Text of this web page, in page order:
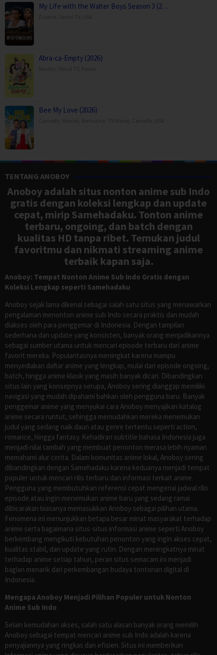
My Life with the Walter Boys Season 3 (2…
Abra-ca-Empty (2026)
Bee My Love (2026)
TENTANG ANOBOY
Anoboy adalah situs nonton anime sub Indo
gratis dengan koleksi lengkap dan update
cepat, mirip Samehadaku. Tonton anime
terbaru, ongoing, dan batch dengan
kualitas HD tanpa ribet. Temukan judul
favoritmu dan nikmati streaming anime
terbaik kapan saja.
Anoboy: Tempat Nonton Anime Sub Indo Gratis dengan
Koleksi Lengkap seperti Samehadaku
Anoboy sejak lama dikenal sebagai salah satu situs yang menawarkan
pengalaman menonton anime sub Indo secara praktis dan mudah
diakses oleh para penggemar di Indonesia. Dengan tampilan
sederhana dan update yang konsisten, banyak orang menjadikannya
sebagai sumber utama untuk mencari episode terbaru dari anime
favorit mereka. Popularitasnya meningkat karena mampu
menyediakan daftar anime yang lengkap, mulai dari episode ongoing,
batch, hingga anime klasik yang masih banyak dicari. Dibandingkan
situs lain yang konsepnya serupa, Anoboy sering dianggap memiliki
navigasi yang mudah dipahami bahkan oleh pengguna baru. Banyak
penggemar anime yang menyukai cara Anoboy menyajikan katalog
anime secara runtut, sehingga memudahkan mereka menemukan
judul yang sedang naik daun atau genre tertentu seperti action,
romance, hingga fantasy. Kehadiran subtitle bahasa Indonesia juga
menjadi nilai tambah yang membuat penonton merasa lebih nyaman
memahami alur cerita. Dalam komunitas anime lokal, Anoboy sering
dibandingkan dengan Samehadaku karena keduanya menjadi tempat
populer untuk mencari rilis terbaru dan informasi terkait anime.
Pengguna yang membutuhkan referensi cepat mengenai jadwal rilis
episode atau ingin menemukan anime baru yang sedang ramai
dibicarakan biasanya memasukkan Anoboy sebagai pilihan utama.
Fenomena ini menunjukkan betapa besar minat masyarakat terhadap
anime serta bagaimana situs-situs informasi anime seperti Anoboy
berkembang mengikuti kebutuhan penonton yang ingin akses cepat,
kualitas stabil, dan update yang rutin. Dengan meningkatnya minat
terhadap anime setiap tahun, peran situs semacam ini menjadi
bagian menarik dari perkembangan budaya tontonan digital di
Indonesia.
Mengapa Anoboy Menjadi Pilihan Populer untuk Nonton
Anime Sub Indo
Selain kemudahan akses, salah satu alasan banyak orang memilih
Anoboy sebagai tempat mencari anime sub Indo adalah karena
penyajiannya yang ringkas dan efisien. Situs ini memberikan